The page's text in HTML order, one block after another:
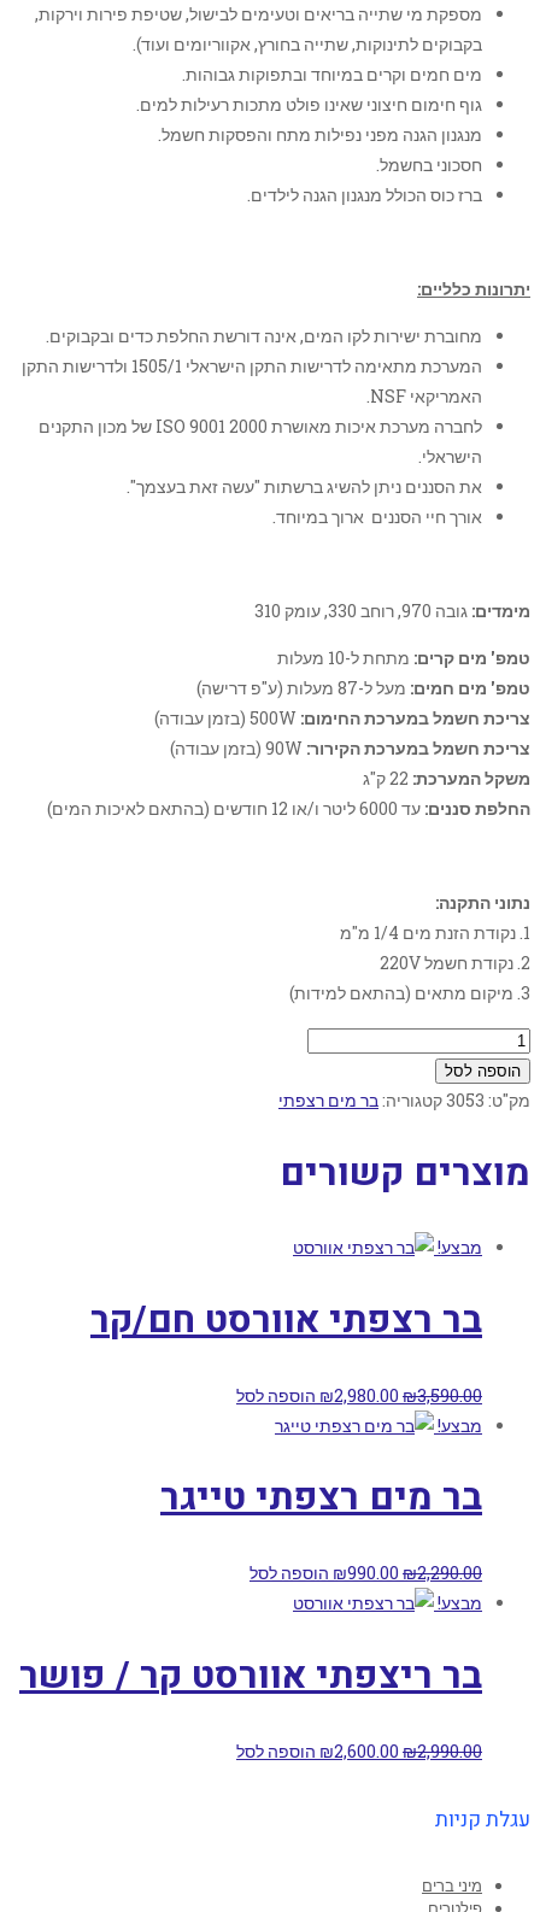
מספקת מי שתייה בריאים וטעימים לבישול, שטיפת פירות וירקות,
בקבוקים לתינוקות, שתייה בחורץ, אקווריומים ועוד).
מים חמים וקרים במיוחד ובתפוקות גבוהות.
גוף חימום חיצוני שאינו פולט מתכות רעילות למים.
מנגנון הגנה מפני נפילות מתח והפסקות חשמל.
חסכוני בחשמל.
ברז כוס הכולל מנגנון הגנה לילדים.
יתרונות כלליים:
מחוברת ישירות לקו המים, אינה דורשת החלפת כדים ובקבוקים.
המערכת מתאימה לדרישות התקן הישראלי 1505/1 ולדרישות התקן
האמריקאי NSF.
לחברה מערכת איכות מאושרת ISO 9001 2000 של מכון התקנים
הישראלי.
את הסננים ניתן להשיג ברשתות "עשה זאת בעצמך".
אורך חיי הסננים ארוך במיוחד.
מימדים: גובה 970, רוחב 330, עומק 310
טמפ' מים קרים: מתחת ל-10 מעלות
טמפ' מים חמים: מעל ל-87 מעלות (ע"פ דרישה)
צריכת חשמל במערכת החימום:
צריכת חשמל במערכת הקירור:
משקל המערכת:
החלפת סננים: עד 6000 ליטר ו/או 12 חודשים (בהתאם לאיכות המים)
נתוני התקנה:
1. נקודת הזנת מים 1/4 מ"מ
2. נקודת חשמל 220V
3. מיקום מתאים (בהתאם למידות)
הוספה לסל
מק"ט: 3053קטגוריה:בר מים רצפתי
מוצרים קשורים
מבצע!
בר רצפתי אוורסט חם/קר
₪3,590.00
₪2,980.00
הוספה לסל
מבצע!
בר מים רצפתי טייגר
₪2,290.00
₪990.00
הוספה לסל
מבצע!
בר ריצפתי אוורסט קר / פושר
₪2,990.00
₪2,600.00 הוספה לסל
עגלת קניות
מיני ברים